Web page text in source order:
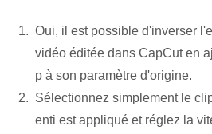
Oui, il est possible d'inverser
vidéo éditée dans CapCut en
p à son paramètre d'origine.
Sélectionnez simplement le
enti est appliqué et réglez la